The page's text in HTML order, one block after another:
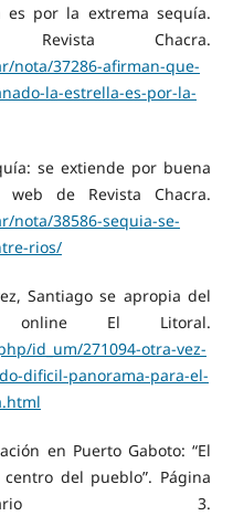
es por la extrema sequía.
Chacra.
nota/37286-afirman-que-
la-estrella-es-por-la-
se extiende por buena
de Revista Chacra.
nota/38586-sequia-se-
rios/
Santiago se apropia del
online El Litoral.
id_um/271094-otra-vez-
dificil-panorama-para-el-
en Puerto Gaboto: “El
del pueblo”. Página
3.